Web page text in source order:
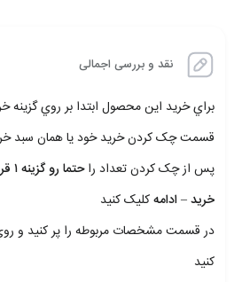
نقد و بررسی اجمالی
براي خريد اين محصول ابتدا بر روي گزينه
قسمت چک کردن خريد خود يا همان سبد
پس از چک کردن تعداد راحتما رو گزينه ۱ قرار بدهيد
خريد – ادامهکليک کنيد
در قسمت مشخصات مربوطه را پر کنيد و
کنيد